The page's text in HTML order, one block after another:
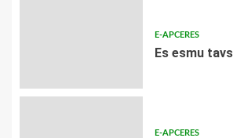
E-APCERES
Es esmu
E-APCERES